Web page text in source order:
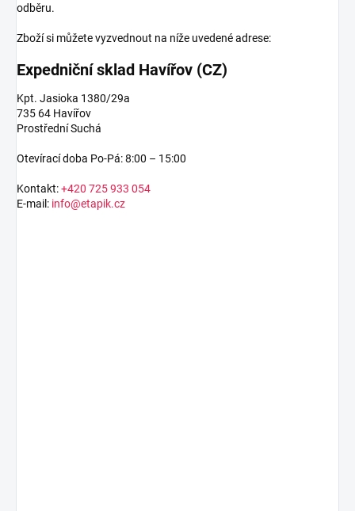
odběru.
Zboží si můžete vyzvednout na níže uvedené adrese:
Expedniční sklad Havířov (CZ)
Kpt. Jasioka 1380/29a
735 64 Havířov
Prostřední Suchá
Otevírací doba Po-Pá: 8:00 – 15:00
Kontakt:+420 725 933 054
E-mail: info@etapik.cz